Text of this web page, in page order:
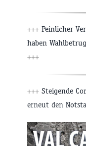
+++ Peinlicher
haben
+++
+++ Steigende
erneut den